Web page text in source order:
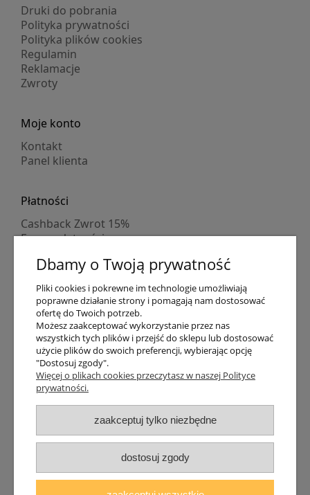
Druki do pobrania
Polityka prywatności
Polityka plików cookies
Regulamin
Reklamacje
Zwroty
Moje konto
Kontakt
Panel klienta
Płatności
Cashback Zwrot 15%
Formy płatności
Numer konta
PayPo kupujesz, nie płacisz
Progi rabatowe
Promocje
Dostawa
Czas wysyłki
Dostawa
Śledzenie przesyłki GLS
Śledzenie przesyłki DPD
Shipping abroad
Zarejestruj się /Zaloguj się
Lampomat 2017 - 2026
Dbamy o Twoją prywatność
Pliki cookies i pokrewne im technologie umożliwiają
poprawne działanie strony i pomagają nam dostosować
ofertę do Twoich potrzeb.
Możesz zaakceptować wykorzystanie przez nas
wszystkich tych plików i przejść do sklepu lub dostosować
użycie plików do swoich preferencji, wybierając opcję
"Dostosuj zgody".
Więcej o plikach cookies przeczytasz w naszej Polityce
prywatności.
zaakceptuj tylko niezbędne
dostosuj zgody